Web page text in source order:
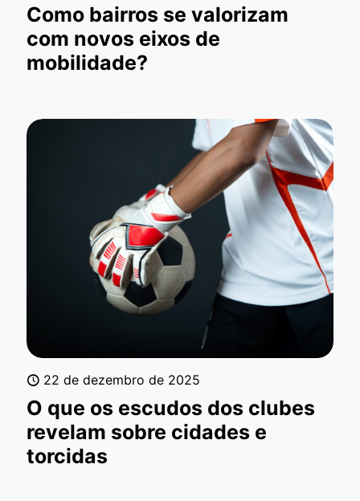
Como bairros se valorizam
com novos eixos de
mobilidade?
22 de dezembro de 2025
O que os escudos dos clubes
revelam sobre cidades e
torcidas